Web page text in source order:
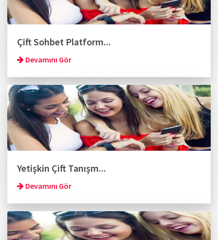
Çift Sohbet Platform...
Devamını Gör
Yetişkin Çift Tanışm...
Devamını Gör